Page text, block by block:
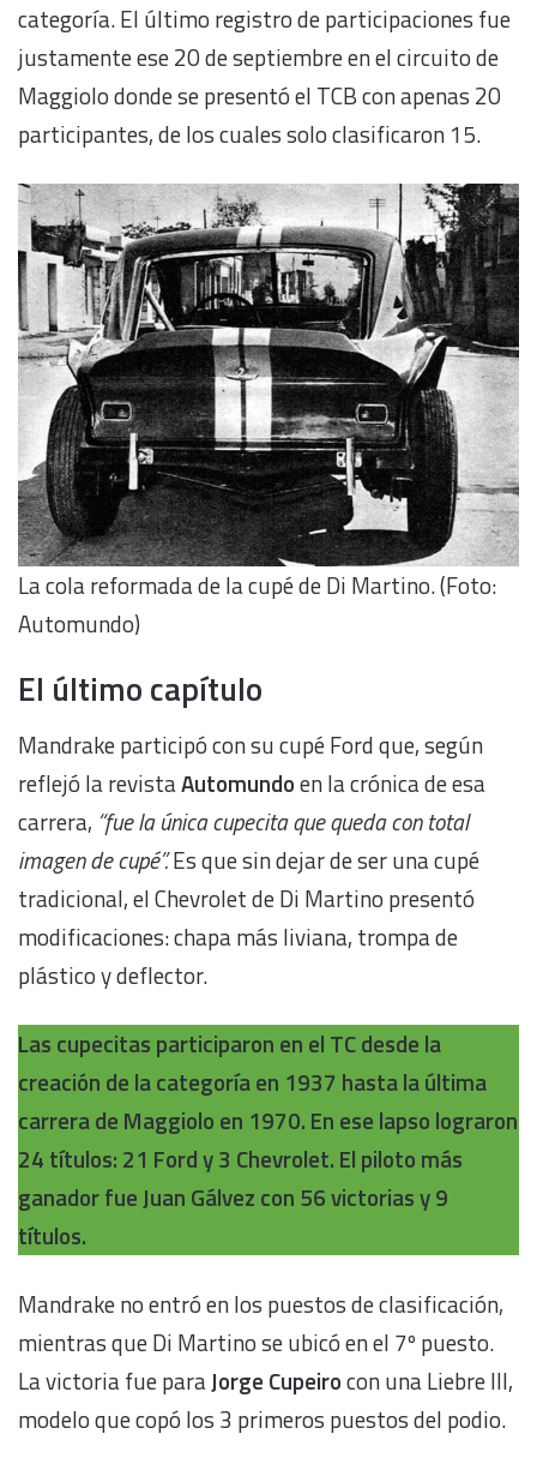
categoría. El último registro de participaciones fue
justamente ese 20 de septiembre en el circuito de
Maggiolo donde se presentó el TCB con apenas 20
participantes, de los cuales solo clasificaron 15.
La cola reformada de la cupé de Di Martino. (Foto:
Automundo)
El último capítulo
Mandrake participó con su cupé Ford que, según
reflejó la revistaAutomundoen la crónica de esa
carrera, “fue la única cupecita que queda con total
imagen de cupé”.Es que sin dejar de ser una cupé
tradicional, el Chevrolet de Di Martino presentó
modificaciones: chapa más liviana, trompa de
plástico y deflector.
Las cupecitas participaron en el TC desde la
creación de la categoría en 1937 hasta la última
carrera de Maggiolo en 1970. En ese lapso lograron
24 títulos: 21 Ford y 3 Chevrolet. El piloto más
ganador fue Juan Gálvez con 56 victorias y 9
títulos.
Mandrake no entró en los puestos de clasificación,
mientras que Di Martino se ubicó en el 7º puesto.
La victoria fue paraJorge Cupeirocon una Liebre III,
modelo que copó los 3 primeros puestos del podio.